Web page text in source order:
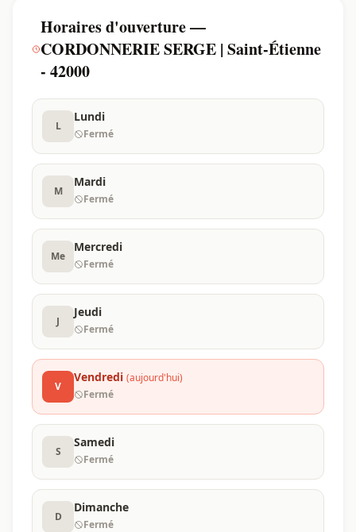
Horaires d'ouverture —
CORDONNERIE SERGE | Saint-Étienne
- 42000
L
Lundi
Fermé
M
Mardi
Fermé
Me
Mercredi
Fermé
J
Jeudi
Fermé
V
Vendredi (aujourd'hui)
Fermé
S
Samedi
Fermé
D
Dimanche
Fermé